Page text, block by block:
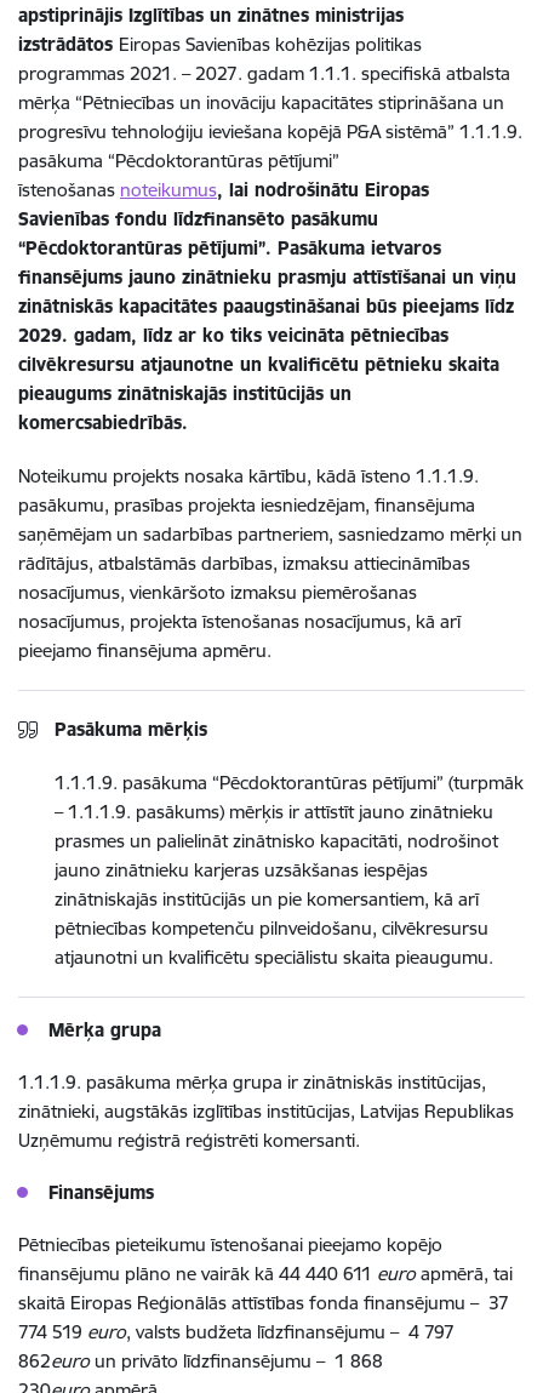
apstiprinājis Izglītības un zinātnes ministrijas
izstrādātos Eiropas Savienības kohēzijas politikas
programmas 2021. – 2027. gadam 1.1.1. specifiskā atbalsta
mērķa “Pētniecības un inovāciju kapacitātes stiprināšana un
progresīvu tehnoloģiju ieviešana kopējā P&A sistēmā” 1.1.1.9.
pasākuma “Pēcdoktorantūras pētījumi”
īstenošanas noteikumus, lai nodrošinātu Eiropas
Savienības fondu līdzfinansēto pasākumu
“Pēcdoktorantūras pētījumi”. Pasākuma ietvaros
finansējums jauno zinātnieku prasmju attīstīšanai un viņu
zinātniskās kapacitātes paaugstināšanai būs pieejams līdz
2029. gadam, līdz ar ko tiks veicināta pētniecības
cilvēkresursu atjaunotne un kvalificētu pētnieku skaita
pieaugums zinātniskajās institūcijās un
komercsabiedrībās.
Noteikumu projekts nosaka kārtību, kādā īsteno 1.1.1.9.
pasākumu, prasības projekta iesniedzējam, finansējuma
saņēmējam un sadarbības partneriem, sasniedzamo mērķi un
rādītājus, atbalstāmās darbības, izmaksu attiecināmības
nosacījumus, vienkāršoto izmaksu piemērošanas
nosacījumus, projekta īstenošanas nosacījumus, kā arī
pieejamo finansējuma apmēru.
Pasākuma mērķis
1.1.1.9. pasākuma “Pēcdoktorantūras pētījumi” (turpmāk
– 1.1.1.9. pasākums) mērķis ir attīstīt jauno zinātnieku
prasmes un palielināt zinātnisko kapacitāti, nodrošinot
jauno zinātnieku karjeras uzsākšanas iespējas
zinātniskajās institūcijās un pie komersantiem, kā arī
pētniecības kompetenču pilnveidošanu, cilvēkresursu
atjaunotni un kvalificētu speciālistu skaita pieaugumu.
Mērķa grupa
1.1.1.9. pasākuma mērķa grupa ir zinātniskās institūcijas,
zinātnieki, augstākās izglītības institūcijas, Latvijas Republikas
Uzņēmumu reģistrā reģistrēti komersanti.
Finansējums
Pētniecības pieteikumu īstenošanai pieejamo kopējo
finansējumu plāno ne vairāk kā 44 440 611 euroapmērā, tai
skaitā Eiropas Reģionālās attīstības fonda finansējumu – 37
774 519 euro, valsts budžeta līdzfinansējumu – 4 797
862euroun privāto līdzfinansējumu – 1 868